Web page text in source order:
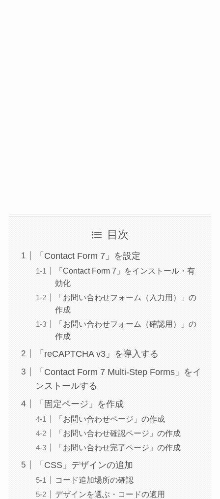
目次
「Contact Form 7」を設定
「Contact Form 7」をインストール・有
効化
「お問い合わせフォーム（入力用）」の
作成
「お問い合わせフォーム（確認用）」の
作成
「reCAPTCHA v3」を導入する
「Contact Form 7 Multi-Step Forms」をイ
ンストールする
「固定ページ」を作成
「お問い合わせページ」の作成
「お問い合わせ確認ページ」の作成
「お問い合わせ完了ページ」の作成
「CSS」デザインの追加
コード追加場所の確認
デザインを選ぶ・コードの適用